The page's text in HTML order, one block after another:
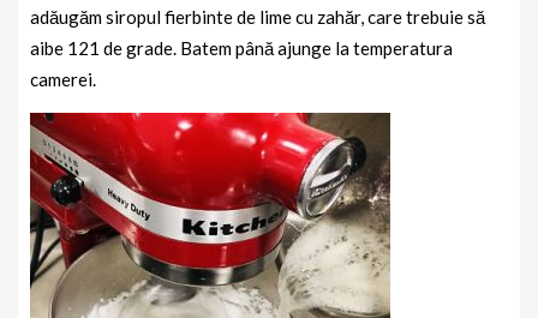
adăugăm siropul fierbinte de lime cu zahăr, care trebuie să
aibe 121 de grade. Batem până ajunge la temperatura
camerei.